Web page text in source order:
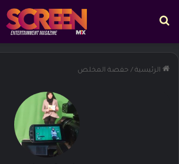
الرئيسية / حفصة المخلص